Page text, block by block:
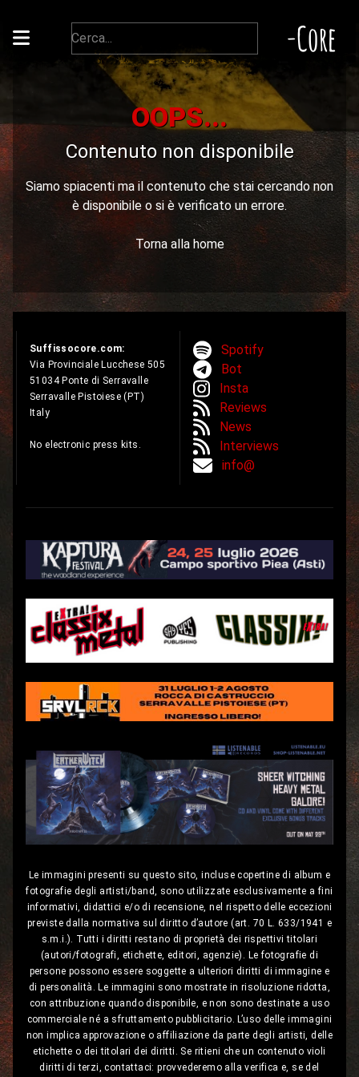
-Core
OOPS...
Contenuto non disponibile
Siamo spiacenti ma il contenuto che stai cercando non
è disponibile o si è verificato un errore.
Torna alla home
Suffissocore.com:
Via Provinciale Lucchese 505
51034 Ponte di Serravalle
Serravalle Pistoiese (PT)
Italy
No electronic press kits.
Spotify
Bot
Insta
Reviews
News
Interviews
info@
Le immagini presenti su questo sito, incluse copertine di album e
fotografie degli artisti/band, sono utilizzate esclusivamente a fini
informativi, didattici e/o di recensione, nel rispetto delle eccezioni
previste dalla normativa sul diritto d’autore (art. 70 L. 633/1941 e
s.m.i.). Tutti i diritti restano di proprietà dei rispettivi titolari
(autori/fotografi, etichette, editori, agenzie). Le fotografie di
persone possono essere soggette a ulteriori diritti di immagine e
di personalità. Le immagini sono mostrate in risoluzione ridotta,
con attribuzione quando disponibile, e non sono destinate a uso
commerciale né a sfruttamento pubblicitario. L’uso delle immagini
non implica approvazione o affiliazione da parte degli artisti, delle
etichette o dei titolari dei diritti. Se ritieni che un contenuto violi
diritti di terzi, contattaci: provvederemo alla verifica e, se del